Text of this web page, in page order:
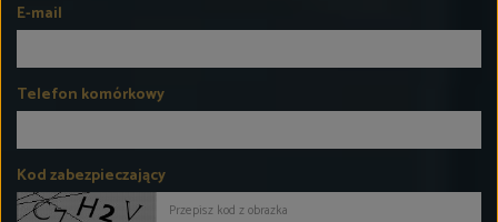
E-mail
Telefon komórkowy
Kod zabezpieczający